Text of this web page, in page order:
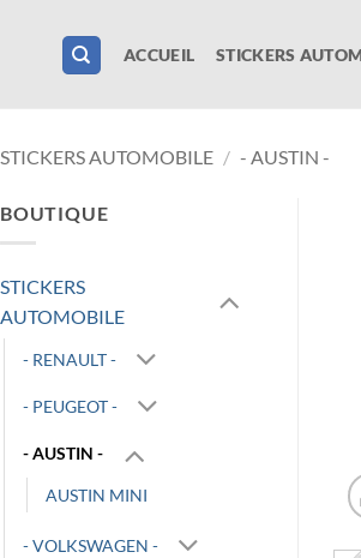
ACCUEIL STICKERS
STICKERS AUTOMOBILE / - AUSTIN -
BOUTIQUE
STICKERS
AUTOMOBILE
- RENAULT -
- PEUGEOT -
- AUSTIN -
AUSTIN MINI
- VOLKSWAGEN -